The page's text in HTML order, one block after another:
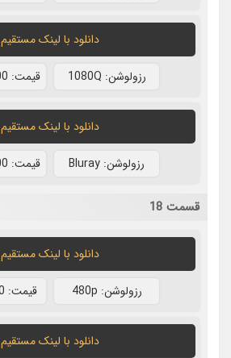
دانلود با لينک مستقيم
رزولوشن: 1080Q قيمت: 10000 تومان
دانلود با لينک مستقيم
رزولوشن: Bluray قيمت: 12000 تومان
قسمت 18
دانلود با لينک مستقيم
رزولوشن: 480p قيمت: 8000 تومان
دانلود با لينک مستقيم